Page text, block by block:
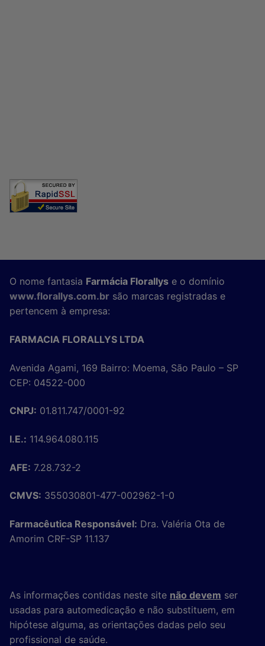
O nome fantasia Farmácia Florallys e o domínio
www.florallys.com.br são marcas registradas e
pertencem à empresa:
FARMACIA FLORALLYS LTDA
Avenida Agami, 169 Bairro: Moema, São Paulo – SP
CEP: 04522-000
CNPJ: 01.811.747/0001-92
I.E.: 114.964.080.115
AFE: 7.28.732-2
CMVS: 355030801-477-002962-1-0
Farmacêutica Responsável: Dra. Valéria Ota de
Amorim CRF-SP 11.137
As informações contidas neste site não devem ser
usadas para automedicação e não substituem, em
hipótese alguma, as orientações dadas pelo seu
profissional de saúde.